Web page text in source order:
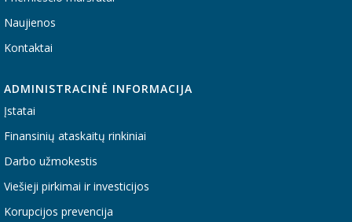
Naujienos
Kontaktai
ADMINISTRACINĖ INFORMACIJA
Įstatai
Finansinių ataskaitų rinkiniai
Darbo užmokestis
Viešieji pirkimai ir investicijos
Korupcijos prevencija